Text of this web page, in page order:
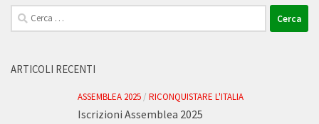
Ricerca
per:
ARTICOLI RECENTI
ASSEMBLEA 2025 / RICONQUISTARE L'ITALIA
Iscrizioni Assemblea 2025